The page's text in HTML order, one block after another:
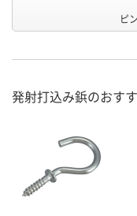
ピ
発射打込み鋲のおす